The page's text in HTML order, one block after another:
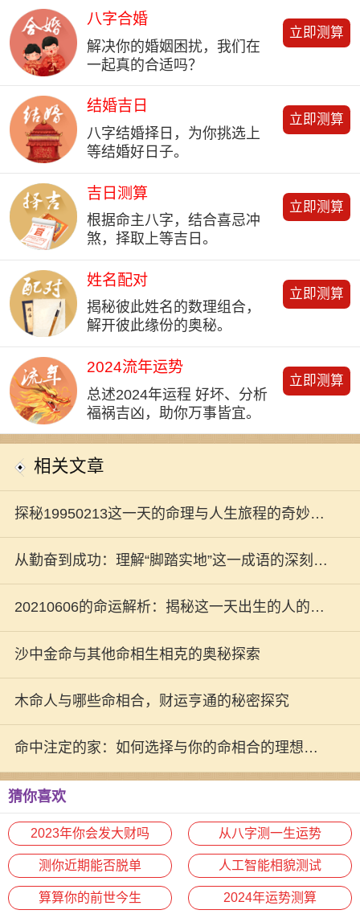
八字合婚
解决你的婚姻困扰，我们在
一起真的合适吗？
立即测算
结婚吉日
八字结婚择日，为你挑选上
等结婚好日子。
立即测算
吉日测算
根据命主八字，结合喜忌冲
煞，择取上等吉日。
立即测算
姓名配对
揭秘彼此姓名的数理组合，
解开彼此缘份的奥秘。
立即测算
2024流年运势
总述2024年运程 好坏、分析
福祸吉凶，助你万事皆宜。
立即测算
相关文章
探秘19950213这一天的命理与人生旅程的奇妙联
结
从勤奋到成功：理解“脚踏实地”这一成语的深刻寓
意
20210606的命运解析：揭秘这一天出生的人的性
格特征与生活运势
沙中金命与其他命相生相克的奥秘探索
木命人与哪些命相合，财运亨通的秘密探究
命中注定的家：如何选择与你的命相合的理想住
所
猜你喜欢
2023年你会发大财吗 从八字测一生运势
测你近期能否脱单 人工智能相貌测试
算算你的前世今生 2024年运势测算